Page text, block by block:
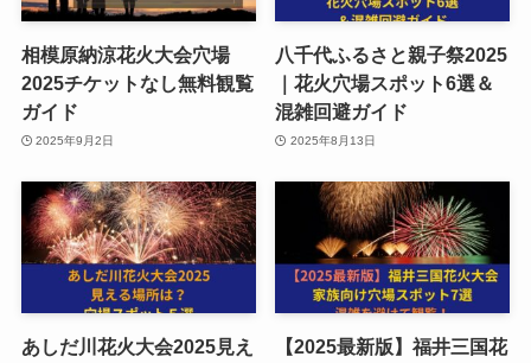
相模原納涼花火大会穴場
2025チケットなし無料観覧
ガイド
2025年9月2日
八千代ふるさと親子祭2025
｜花火穴場スポット6選＆
混雑回避ガイド
2025年8月13日
あしだ川花火大会2025見え
【2025最新版】福井三国花